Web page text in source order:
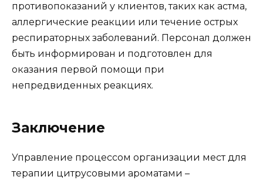
противопоказаний у клиентов, таких как астма,
аллергические реакции или течение острых
респираторных заболеваний. Персонал должен
быть информирован и подготовлен для
оказания первой помощи при
непредвиденных реакциях.
Заключение
Управление процессом организации мест для
терапии цитрусовыми ароматами –